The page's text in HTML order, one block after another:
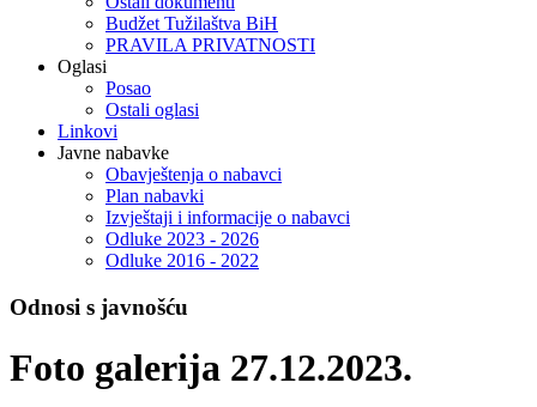
Budžet Tužilaštva BiH
PRAVILA PRIVATNOSTI
Oglasi
Posao
Ostali oglasi
Linkovi
Javne nabavke
Obavještenja o nabavci
Plan nabavki
Izvještaji i informacije o nabavci
Odluke 2023 - 2026
Odluke 2016 - 2022
Odnosi s javnošću
Foto galerija 27.12.2023.